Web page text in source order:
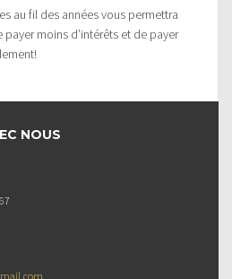
au fil des années vous permettra
payer moins d’intérêts et de payer
NOUS